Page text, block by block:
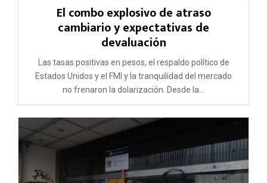
El combo explosivo de atraso
cambiario y expectativas de
devaluación
Las tasas positivas en pesos, el respaldo político de
Estados Unidos y el FMI y la tranquilidad del mercado
no frenaron la dolarización. Desde la...